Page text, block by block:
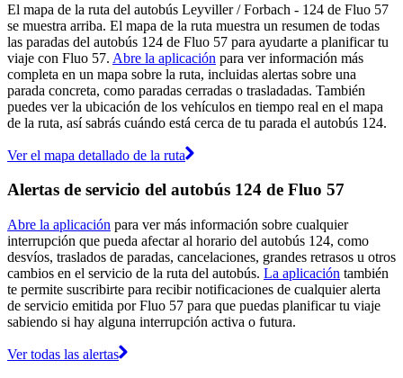
El mapa de la ruta del autobús Leyviller / Forbach - 124 de Fluo 57
se muestra arriba. El mapa de la ruta muestra un resumen de todas
las paradas del autobús 124 de Fluo 57 para ayudarte a planificar tu
viaje con Fluo 57. Abre la aplicación para ver información más
completa en un mapa sobre la ruta, incluidas alertas sobre una
parada concreta, como paradas cerradas o trasladadas. También
puedes ver la ubicación de los vehículos en tiempo real en el mapa
de la ruta, así sabrás cuándo está cerca de tu parada el autobús 124.
Ver el mapa detallado de la ruta
Alertas de servicio del autobús 124 de Fluo 57
Abre la aplicación para ver más información sobre cualquier
interrupción que pueda afectar al horario del autobús 124, como
desvíos, traslados de paradas, cancelaciones, grandes retrasos u otros
cambios en el servicio de la ruta del autobús. La aplicación también
te permite suscribirte para recibir notificaciones de cualquier alerta
de servicio emitida por Fluo 57 para que puedas planificar tu viaje
sabiendo si hay alguna interrupción activa o futura.
Ver todas las alertas